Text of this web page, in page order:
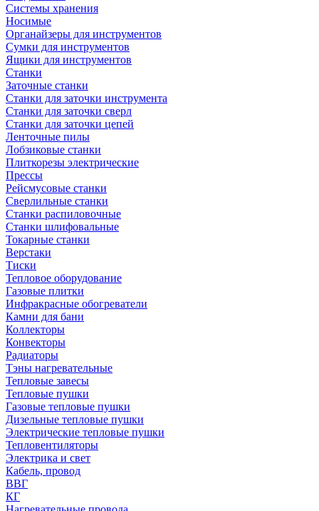
Системы хранения
Носимые
Органайзеры для инструментов
Сумки для инструментов
Ящики для инструментов
Станки
Заточные станки
Станки для заточки инструмента
Станки для заточки сверл
Станки для заточки цепей
Ленточные пилы
Лобзиковые станки
Плиткорезы электрические
Прессы
Рейсмусовые станки
Сверлильные станки
Станки распиловочные
Станки шлифовальные
Токарные станки
Верстаки
Тиски
Тепловое оборудование
Газовые плитки
Инфракрасные обогреватели
Камни для бани
Коллекторы
Конвекторы
Радиаторы
Тэны нагревательные
Тепловые завесы
Тепловые пушки
Газовые тепловые пушки
Дизельные тепловые пушки
Электрические тепловые пушки
Тепловентиляторы
Электрика и свет
Кабель, провод
ВВГ
КГ